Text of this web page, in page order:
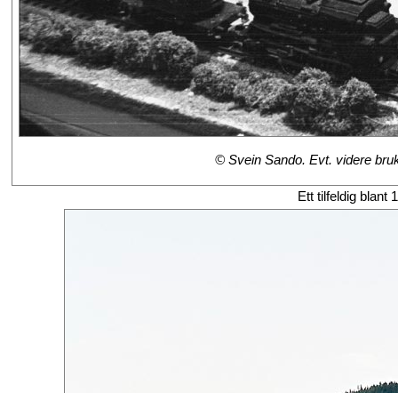
© Svein Sando. Evt. videre
Ett tilfeldig blant